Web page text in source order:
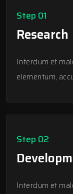
Step 01
Research
Interdum et
elementum,
Step 02
Interdum et